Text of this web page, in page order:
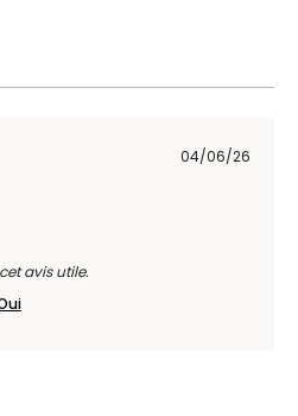
04/06/26
avis utile.